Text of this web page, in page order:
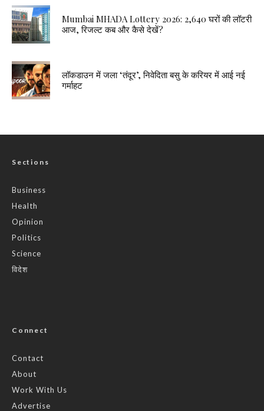
Mumbai MHADA Lottery 2026: 2,640 घरों की लॉटरी
आज, रिजल्ट कब और कैसे देखें?
लॉकडाउन में जला ‘तंदूर’, निवेदिता बसु के करियर में आई नई
गर्माहट
Sections
Business
Health
Opinion
Politics
Science
विदेश
Connect
Contact
About
Work With Us
Advertise